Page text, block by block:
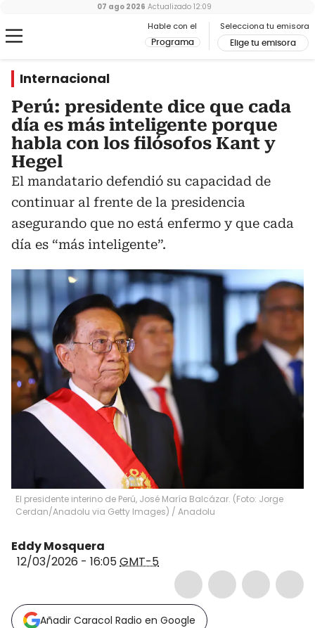
Hable con el
Programa
Selecciona tu emisora
Elige tu emisora
07 ago 2026 Actualizado 12:09
Internacional
Perú: presidente dice que cada
día es más inteligente porque
habla con los filósofos Kant y
Hegel
El mandatario defendió su capacidad de
continuar al frente de la presidencia
asegurando que no está enfermo y que cada
día es “más inteligente”.
El presidente interino de Perú, José María Balcázar. (Foto: Jorge
Cerdan/Anadolu via Getty Images) / Anadolu
Eddy Mosquera
12/03/2026 - 16:05GMT-5
Añadir Caracol Radio en Google